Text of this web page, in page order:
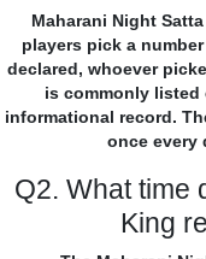
Maharani Night
players pick a
declared, whoever
is commonly listed
informational record.
once every
Q2. What time
King